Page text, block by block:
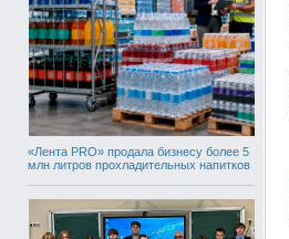
«Лента PRO» продала бизнесу более 5
млн литров прохладительных напитков